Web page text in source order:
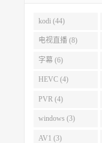
kodi (44)
电视直播 (8)
字幕 (6)
HEVC (4)
PVR (4)
windows (3)
AV1 (3)